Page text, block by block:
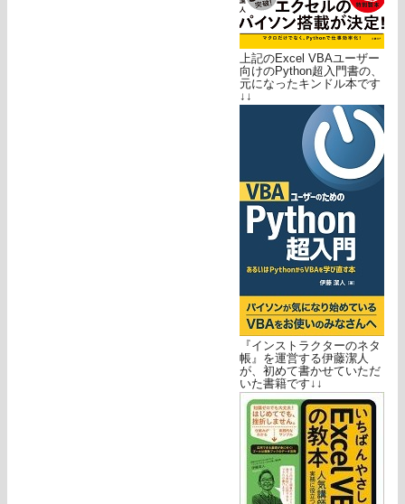
上記のExcel VBAユーザー
向けのPython超入門書の、
元になったキンドル本です
↓↓
『インストラクターのネタ
帳』を運営する伊藤潔人
が、初めて書かせていただ
いた書籍です↓↓